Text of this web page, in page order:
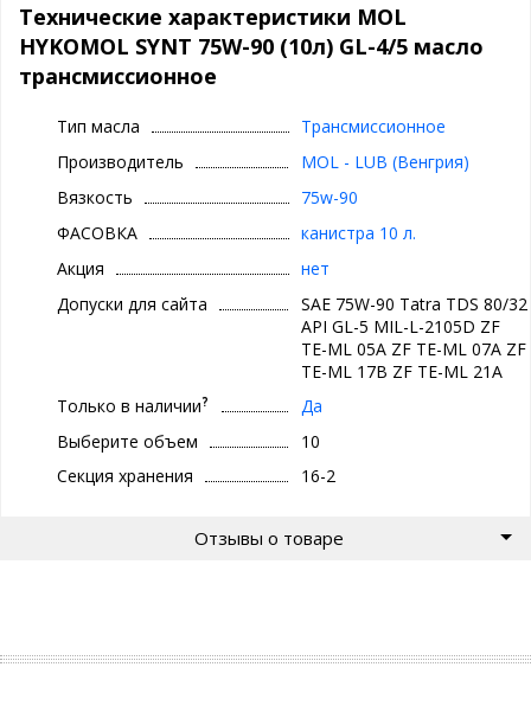
наиболее современных механических трансмиссионных
агрегатов. Масло предназначено для смазывания
механических КПП, балансиров, ведущих мостов и механизмов
рулевого управления легковых и грузовых автомобилей,
инструкцией по эксплуатации
допускается использовать трансмиссионные масла данного
эксплуатационного уровня и вязкости. Благодаря своим
свойствам масло может использоваться на весь срок службы,
Спецификации и одобрения
Класс вязкости: SAE 75W-90
ZF TE-ML 07A
ZF TE-ML 17B
ZF TE-ML 21A
Описание продукта
MOL Hykomol Synt 75W-90 производится из высокоочищенных
вязкости. Высокотехнологический пакет присадок, входящий в
Технические характеристики MOL
HYKOMOL SYNT 75W-90 (10л) GL-4/5 масло
трансмиссионное
Тип масла
Трансмиссионное
Производитель
MOL - LUB (Венгрия)
Вязкость
75w-90
ФАСОВКА
канистра 10 л.
Акция
нет
Допуски для сайта
SAE 75W-90 Tatra TDS 80/32
API GL-5 MIL-L-2105D ZF
TE-ML 05A ZF TE-ML 07A ZF
TE-ML 17B ZF TE-ML 21A
Только в наличии?
Да
Выберите объем
10
Секция хранения
16-2
Отзывы о товаре